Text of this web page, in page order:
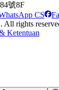
號8F
CS
All rights
Ketentuan